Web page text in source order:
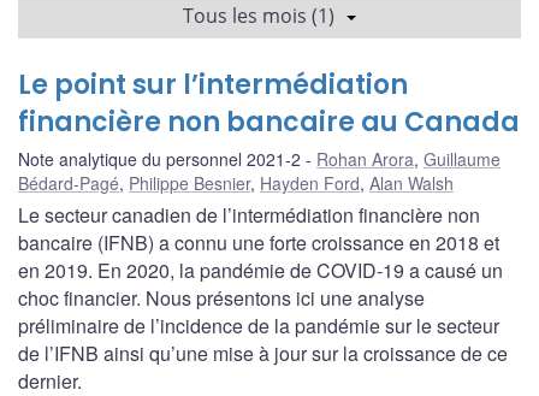
Tous les mois (1)
Le point sur l’intermédiation
financière non bancaire au Canada
Note analytique du personnel 2021-2 Rohan Arora, Guillaume
Bédard-Pagé, Philippe Besnier, Hayden Ford, Alan Walsh
Le secteur canadien de l’intermédiation financière non
bancaire (IFNB) a connu une forte croissance en 2018 et
en 2019. En 2020, la pandémie de COVID‑19 a causé un
choc financier. Nous présentons ici une analyse
préliminaire de l’incidence de la pandémie sur le secteur
de l’IFNB ainsi qu’une mise à jour sur la croissance de ce
dernier.